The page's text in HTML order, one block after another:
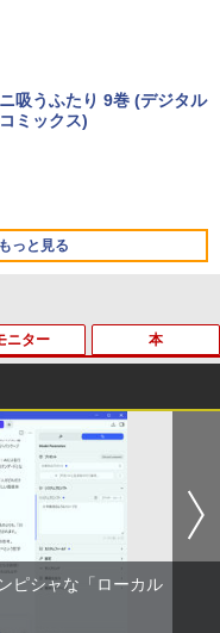
レス ENCノイズキャン
再生
の麦茶 from 爽健美茶 ラ
吸うふたり 9巻 (デジタル
ミックス)
っと見る
インチ 極軽量約965g
U748 高性能第7世代
メラ内蔵 メモリ最大16
軽い FHD液晶 type-C
古ノートパソコン Off
Bluetooth最新Microso
24インチ2台液晶PCセ
i7-7700、RAM:16G
(256GBor512GBor1T
）液晶モニタ/光
WI-FI/Bluetooth/Wi
WPS Offic
ップパソコン(再生中古
ニター
液晶モニター 23.8
ック 1920×1080 （フ
ネル 非光沢 ノングレ
イ HDMI VGA VESA準
スイッチ 【中古】
本
EDITION EARLY
TRAVEL 岩本 照
ブラウンズブックス ]
集 台湾、街歩きガイ
ピシャな「ローカル